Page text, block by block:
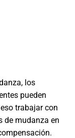
los
pueden
trabajar con
de mudanza en